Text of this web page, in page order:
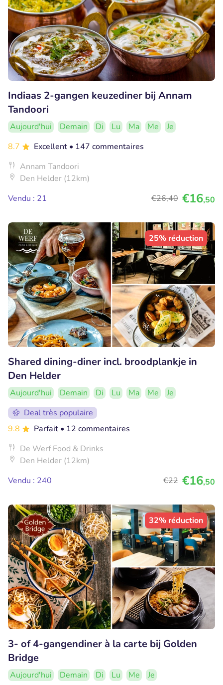
Indiaas 2-gangen keuzediner bij Annam
Tandoori
Aujourd'hui Demain Di Lu Ma Me
Je
8.7
Excellent • 147 commentaires
Annam Tandoori
Den Helder (12km)
Vendu : 21
€26,40 €16,50
25% réduction
Shared dining-diner incl. broodplankje in
Den Helder
Aujourd'hui Demain Di Lu Ma Me
Je
Deal très populaire
9.8
Parfait • 12 commentaires
De Werf Food & Drinks
Den Helder (12km)
Vendu : 240
€22 €16,50
32% réduction
3- of 4-gangendiner à la carte bij Golden
Bridge
Aujourd'hui Demain Di Lu Me Je